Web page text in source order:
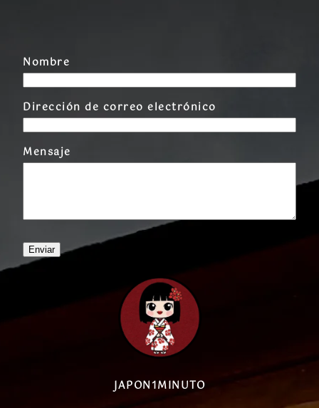
Nombre
Dirección de correo electrónico
Mensaje
Enviar
JAPON1MINUTO